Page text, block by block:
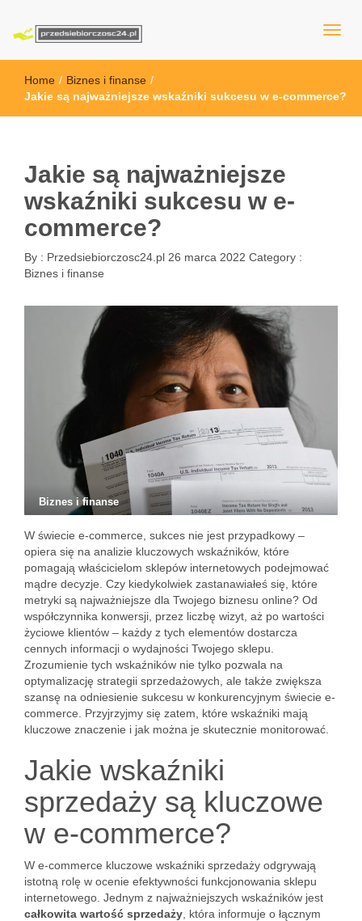
przedsiebiorczosc24.pl
Home / Biznes i finanse /
Jakie są najważniejsze wskaźniki sukcesu w e-commerce?
Jakie są najważniejsze
wskaźniki sukcesu w e-
commerce?
By : Przedsiebiorczosc24.pl 26 marca 2022 Category :
Biznes i finanse
Biznes i finanse
W świecie e-commerce, sukces nie jest przypadkowy –
opiera się na analizie kluczowych wskaźników, które
pomagają właścicielom sklepów internetowych podejmować
mądre decyzje. Czy kiedykolwiek zastanawiałeś się, które
metryki są najważniejsze dla Twojego biznesu online? Od
współczynnika konwersji, przez liczbę wizyt, aż po wartości
życiowe klientów – każdy z tych elementów dostarcza
cennych informacji o wydajności Twojego sklepu.
Zrozumienie tych wskaźników nie tylko pozwala na
optymalizację strategii sprzedażowych, ale także zwiększa
szansę na odniesienie sukcesu w konkurencyjnym świecie e-
commerce. Przyjrzyjmy się zatem, które wskaźniki mają
kluczowe znaczenie i jak można je skutecznie monitorować.
Jakie wskaźniki
sprzedaży są kluczowe
w e-commerce?
W e-commerce kluczowe wskaźniki sprzedaży odgrywają
istotną rolę w ocenie efektywności funkcjonowania sklepu
internetowego. Jednym z najważniejszych wskaźników jest
całkowita wartość sprzedaży , która informuje o łącznym